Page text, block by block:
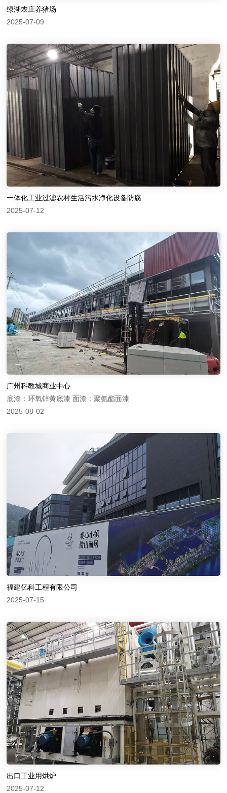
绿湖农庄养猪场
2025-07-09
一体化工业过滤农村生活污水净化设备防腐
2025-07-12
广州科教城商业中心
底漆：环氧锌黄底漆 面漆：聚氨酯面漆
2025-08-02
福建亿科工程有限公司
2025-07-15
出口工业用烘炉
2025-07-12